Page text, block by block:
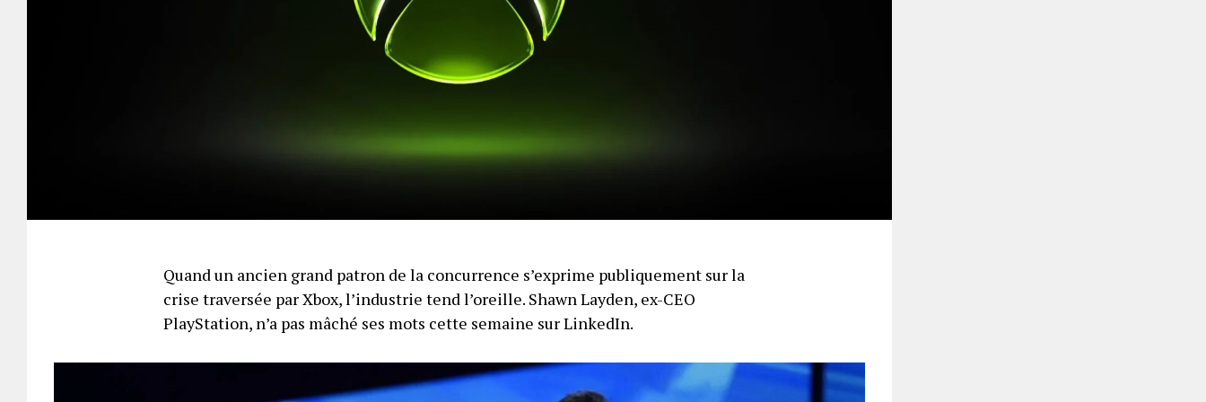
Quand un ancien grand patron de la concurrence s’exprime publiquement sur la
crise traversée par Xbox, l’industrie tend l’oreille. Shawn Layden, ex-CEO
PlayStation, n’a pas mâché ses mots cette semaine sur LinkedIn.